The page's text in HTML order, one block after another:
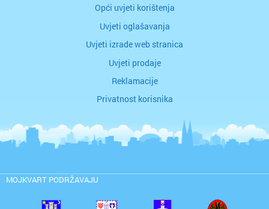
Opći uvjeti korištenja
Uvjeti oglašavanja
Uvjeti izrade web stranica
Uvjeti prodaje
Reklamacije
Privatnost korisnika
MOJKVART PODRŽAVAJU